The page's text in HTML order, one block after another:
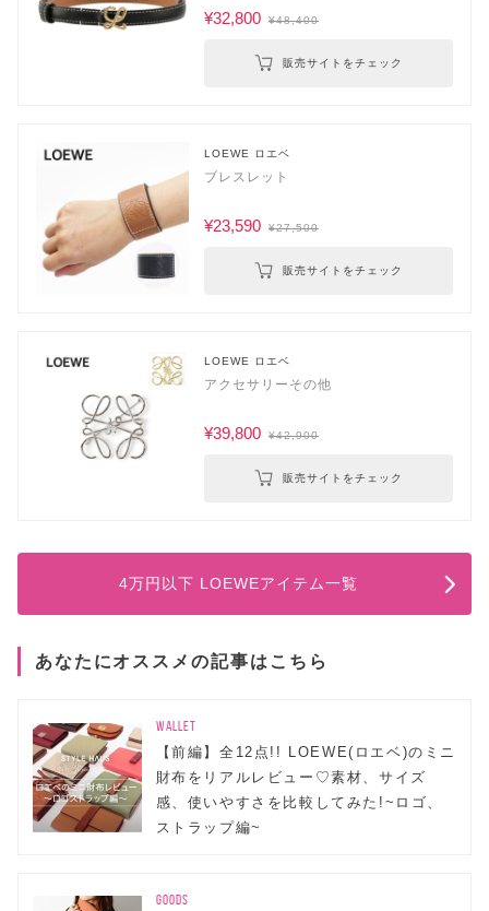
¥32,800 ¥48,400
販売サイトをチェック
LOEWE ロエベ
ブレスレット
¥23,590 ¥27,500
販売サイトをチェック
LOEWE ロエベ
アクセサリーその他
¥39,800 ¥42,900
販売サイトをチェック
4万円以下 LOEWEアイテム一覧
あなたにオススメの記事はこちら
WALLET
【前編】全12点!! LOEWE(ロエベ)のミニ
財布をリアルレビュー♡素材、サイズ
感、使いやすさを比較してみた!~ロゴ、
ストラップ編~
GOODS